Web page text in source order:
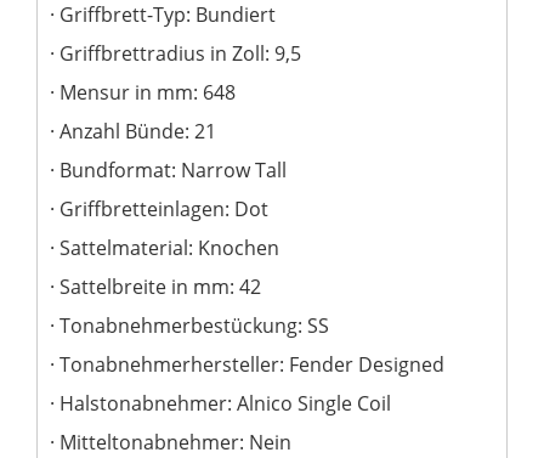
Griffbrett-Typ: Bundiert
Griffbrettradius in Zoll: 9,5
Mensur in mm: 648
Anzahl Bünde: 21
Bundformat: Narrow Tall
Griffbretteinlagen: Dot
Sattelmaterial: Knochen
Sattelbreite in mm: 42
Tonabnehmerbestückung: SS
Tonabnehmerhersteller: Fender Designed
Halstonabnehmer: Alnico Single Coil
Mitteltonabnehmer: Nein